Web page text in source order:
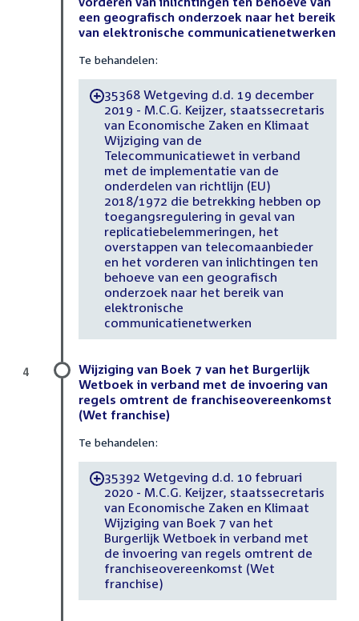
een geografisch onderzoek naar het bereik
van elektronische communicatienetwerken
Te behandelen:
-35368 Wetgeving d.d. 19 december
2019 - M.C.G. Keijzer, staatssecretaris
van Economische Zaken en Klimaat
Wijziging van de
Telecommunicatiewet in verband
met de implementatie van de
onderdelen van richtlijn (EU)
2018/1972 die betrekking hebben op
toegangsregulering in geval van
replicatiebelemmeringen, het
overstappen van telecomaanbieder
en het vorderen van inlichtingen ten
behoeve van een geografisch
onderzoek naar het bereik van
elektronische
communicatienetwerken
Wijziging van Boek 7 van het Burgerlijk
Wetboek in verband met de invoering van
regels omtrent de franchiseovereenkomst
(Wet franchise)
Te behandelen:
-35392 Wetgeving d.d. 10 februari
2020 - M.C.G. Keijzer, staatssecretaris
van Economische Zaken en Klimaat
Wijziging van Boek 7 van het
Burgerlijk Wetboek in verband met
de invoering van regels omtrent de
franchiseovereenkomst (Wet
franchise)
4